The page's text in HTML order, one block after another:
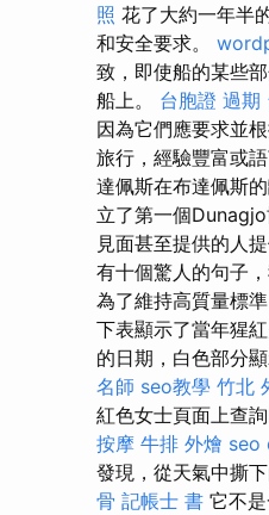
照 花了大約一年半
和安全要求。
致，即使船的某些
船上。 台胞證 過期
因為它們應要求並
旅行，經驗豐富或
達佩斯在布達佩斯
立了第一個Dunagjo
見面甚至提供的人
有十個驚人的句子
為了維持高質量標
下表顯示了當年猩
的日期，白色部分
名師 seo教學 竹北
紅色女士頁面上查
按摩 牛排 外燴 seo
發現，從天氣中撕
骨 記帳士 書 它不